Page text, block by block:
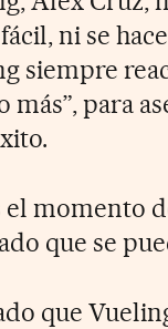
ni se
siempre
más”, para
momento
que se
que